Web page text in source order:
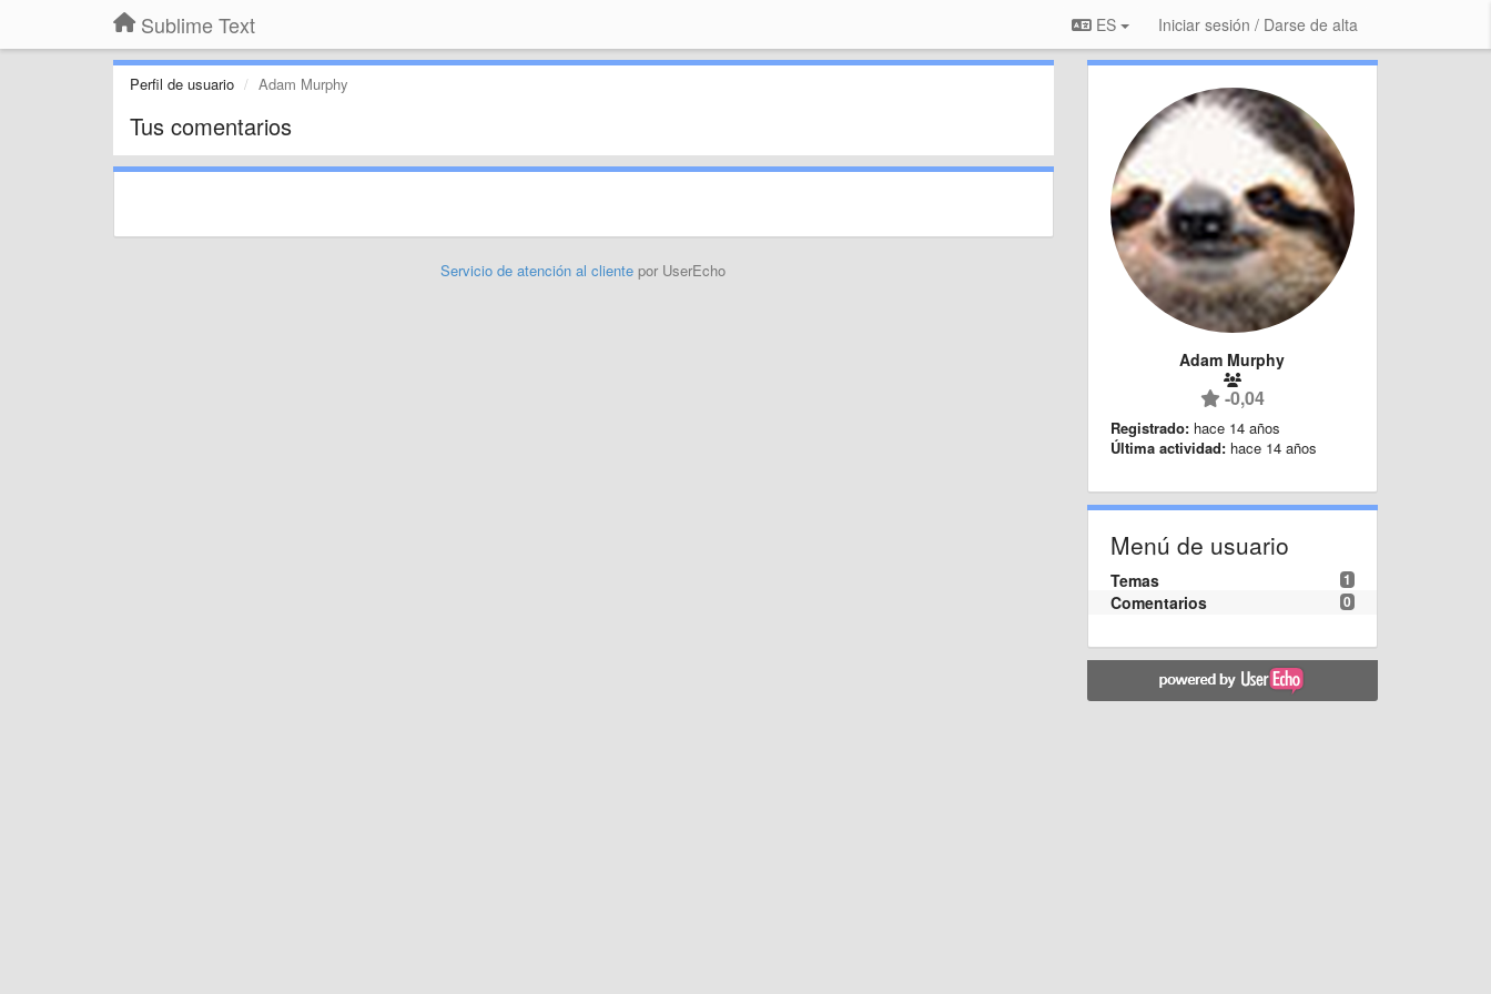
Sublime Text ES Iniciar sesión / Darse de alta
Perfil de usuario Adam Murphy
Tus comentarios
Servicio de atención al clientepor UserEcho
Adam Murphy
-0,04
Registrado: hace 14 años
Última actividad: hace 14 años
Menú de usuario
1
Temas
0
Comentarios